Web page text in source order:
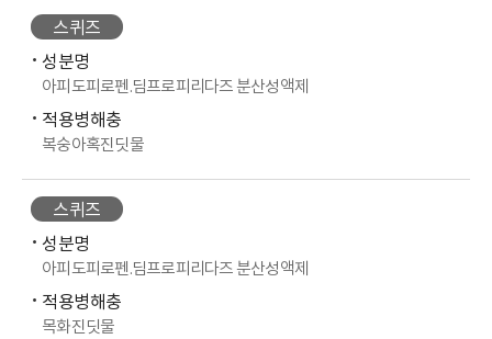
스퀴즈
성분명
아피도피로펜.딤프로피리다즈 분산성액제
적용병해충
복숭아혹진딧물
스퀴즈
성분명
아피도피로펜.딤프로피리다즈 분산성액제
적용병해충
목화진딧물